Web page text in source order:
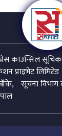
काउन्सिल
प्राइभेट लिमिटेड
सूचना